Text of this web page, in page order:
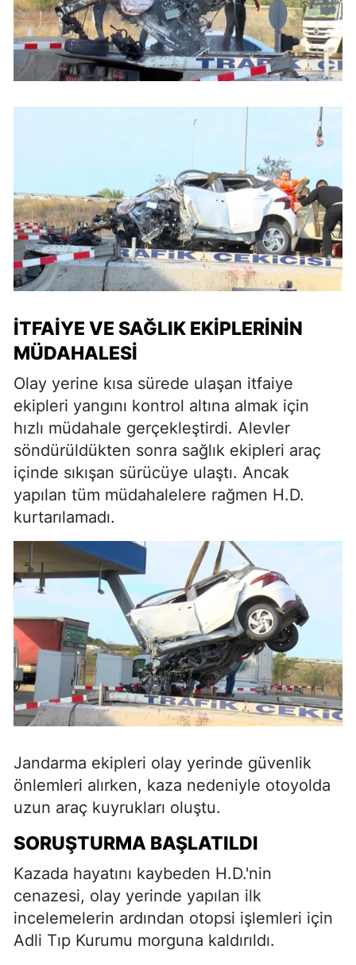
İTFAIYE VE SAĞLIK EKIPLERININ
MÜDAHALESI
Olay yerine kısa sürede ulaşan itfaiye
ekipleri yangını kontrol altına almak için
hızlı müdahale gerçekleştirdi. Alevler
söndürüldükten sonra sağlık ekipleri araç
içinde sıkışan sürücüye ulaştı. Ancak
yapılan tüm müdahalelere rağmen H.D.
kurtarılamadı.
Jandarma ekipleri olay yerinde güvenlik
önlemleri alırken, kaza nedeniyle otoyolda
uzun araç kuyrukları oluştu.
SORUŞTURMA BAŞLATILDI
Kazada hayatını kaybeden H.D.'nin
cenazesi, olay yerinde yapılan ilk
incelemelerin ardından otopsi işlemleri için
Adli Tıp Kurumu morguna kaldırıldı.